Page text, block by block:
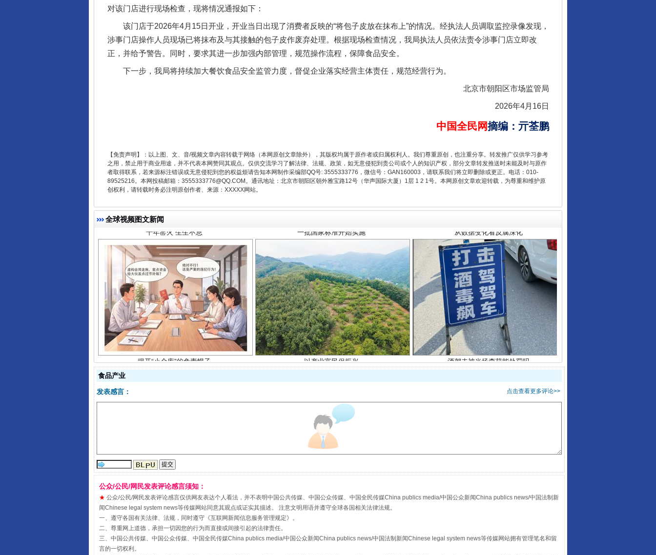
对该门店进行现场检查，现将情况通报如下：
该门店于2026年4月15日开业，开业当日出现了消费者反映的“将包子皮放在抹布上”的情况。经执法人员调取监控录像发现，
涉事门店操作人员现场已将抹布及与其接触的包子皮作废弃处理。根据现场检查情况，我局执法人员依法责令涉事门店立即改
正，并给予警告。同时，要求其进一步加强内部管理，规范操作流程，保障食品安全。
下一步，我局将持续加大餐饮食品安全监管力度，督促企业落实经营主体责任，规范经营行为。
北京市朝阳区市场监管局
2026年4月16日
中国全民网摘编 ： 亓荃鹏
【免责声明】：以上图、文、音/视频文章内容转载于网络（本网原创文章除外），其版权均属于原作者或归属权利人。我们尊重原创，也注重分享。转发推广仅供学习参考
之用，禁止用于商业用途，并不代表本网赞同其观点。仅供交流学习了解法律、法规、政策，如无意侵犯到贵公司或个人的知识产权，部分文章转发推送时未能及时与原作
者取得联系，若来源标注错误或无意侵犯到您的权益烦请告知本网制作采编部QQ号: 3555333776，微信号：GAN160003，请联系我们将立即删除或更正。电话：010-
89525216。本网投稿邮箱：3555333776@QQ.COM。通讯地址：北京市朝阳区朝外雅宝路12号（华声国际大厦）1层 1 2 1号。本网原创文章欢迎转载，为尊重和维护原
创权利，请转载时务必注明原创作者、来源：XXXXX网站。
全球视频图文新闻
东山县通报“牛蛙产品抗生素超标问题” 法徽映军营 权益有保障
千年窑火 生生不息 一批国家标准开始实施 从数据变化看反腐深化
揭开“小金库”的免责幌子 以产业富民促振兴 酒驾未被当场查获能处罚吗
从幼儿园到大学，有这些资助
食品产业
点击查看更多评论>>
发表感言：
公众/公民/网民发表评论感言须知：
★ 公众/公民/网民发表评论感言仅供网友表达个人看法，并不表明中国公共传媒、中国公众传媒、中国全民传媒China publics media/中国公众新闻China publics news/中国法制新
闻Chinese legal system news等传媒网站同意其观点或证实其描述。 注意文明用语并遵守全球各国相关法律法规。
一、遵守各国有关法律、法规，同时遵守《互联网新闻信息服务管理规定》。
二、尊重网上道德，承担一切因您的行为而直接或间接引起的法律责任。
三、中国公共传媒、中国公众传媒、中国全民传媒China publics media/中国公众新闻China publics news/中国法制新闻Chinese legal system news等传媒网站拥有管理笔名和留
言的一切权利。